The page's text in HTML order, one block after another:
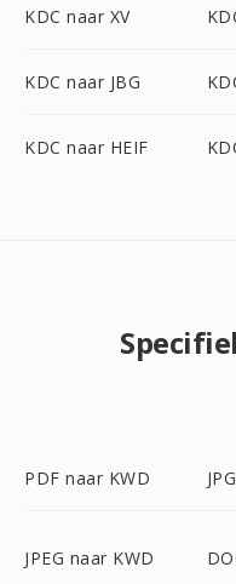
KDC naar XV
KDC naar JBG
KDC naar HEIF
PDF naar KWD
JPEG naar KWD